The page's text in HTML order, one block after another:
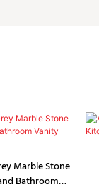
Marble Stone
Bathroom